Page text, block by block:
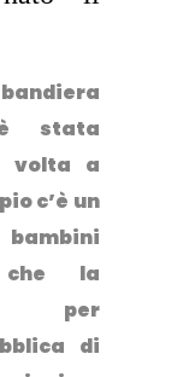
stata
volta a
c’è un
che la
per
di